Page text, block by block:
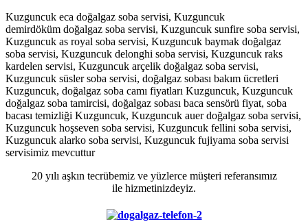
Kuzguncuk eca doğalgaz soba servisi, Kuzguncuk
demirdöküm doğalgaz soba servisi, Kuzguncuk sunfire soba servisi,
Kuzguncuk as royal soba servisi, Kuzguncuk baymak doğalgaz
soba servisi, Kuzguncuk delonghi soba servisi, Kuzguncuk raks
kardelen servisi, Kuzguncuk arçelik doğalgaz soba servisi,
Kuzguncuk süsler soba servisi, doğalgaz sobası bakım ücretleri
Kuzguncuk, doğalgaz soba camı fiyatları Kuzguncuk, Kuzguncuk
doğalgaz soba tamircisi, doğalgaz sobası baca sensörü fiyat, soba
bacası temizliği Kuzguncuk, Kuzguncuk auer doğalgaz soba servisi,
Kuzguncuk hoşseven soba servisi, Kuzguncuk fellini soba servisi,
Kuzguncuk alarko soba servisi, Kuzguncuk fujiyama soba servisi
servisimiz mevcuttur
20 yılı aşkın tecrübemiz ve yüzlerce müşteri referansımız
ile hizmetinizdeyiz.